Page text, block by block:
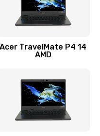
порта
Acer TravelMate P4 14
AMD